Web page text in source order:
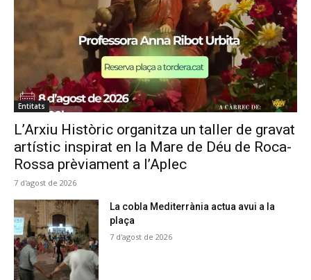
Entitats
L’Arxiu Històric organitza un taller de gravat
artístic inspirat en la Mare de Déu de Roca-
Rossa prèviament a l’Aplec
7 d'agost de 2026
La cobla Mediterrània actua avui a la
plaça
7 d'agost de 2026